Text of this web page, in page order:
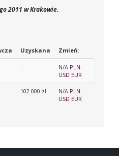
2011 w Krakowie.
Uzyskana Zmień:
- N/A PLN
USD EUR
102 000 zł N/A PLN
USD EUR